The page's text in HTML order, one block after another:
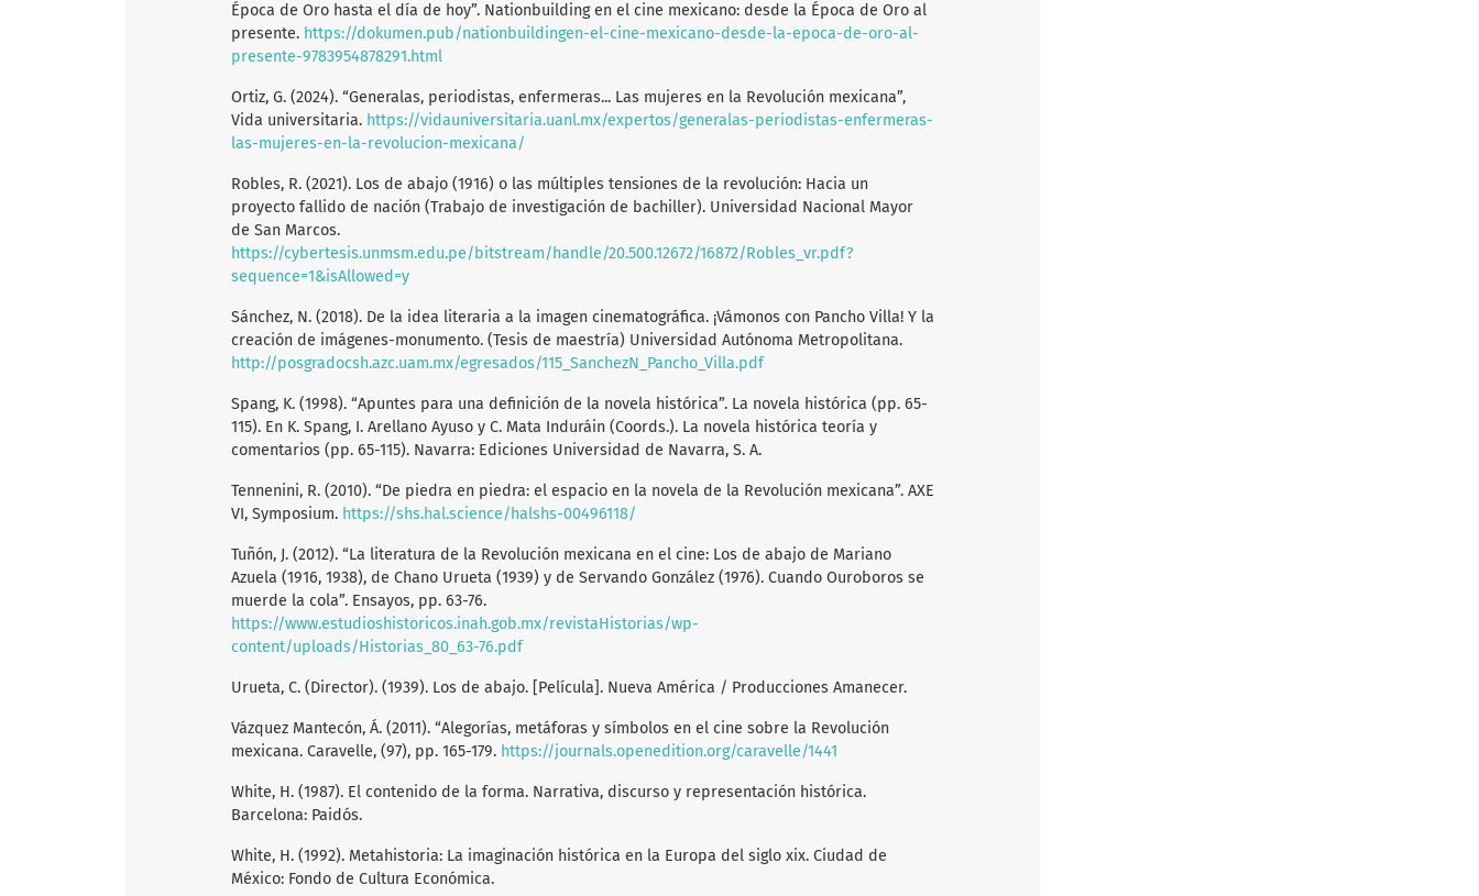
Época de Oro hasta el día de hoy”. Nationbuilding en el cine mexicano: desde la Época de Oro al
presente. https://dokumen.pub/nationbuildingen-el-cine-mexicano-desde-la-epoca-de-oro-al-
presente-9783954878291.html
Ortiz, G. (2024). “Generalas, periodistas, enfermeras... Las mujeres en la Revolución mexicana”,
Vida universitaria. https://vidauniversitaria.uanl.mx/expertos/generalas-periodistas-enfermeras-
las-mujeres-en-la-revolucion-mexicana/
Robles, R. (2021). Los de abajo (1916) o las múltiples tensiones de la revolución: Hacia un
proyecto fallido de nación (Trabajo de investigación de bachiller). Universidad Nacional Mayor
de San Marcos.
https://cybertesis.unmsm.edu.pe/bitstream/handle/20.500.12672/16872/Robles_vr.pdf?
sequence=1&isAllowed=y
Sánchez, N. (2018). De la idea literaria a la imagen cinematográfica. ¡Vámonos con Pancho Villa! Y la
creación de imágenes-monumento. (Tesis de maestría) Universidad Autónoma Metropolitana.
http://posgradocsh.azc.uam.mx/egresados/115_SanchezN_Pancho_Villa.pdf
Spang, K. (1998). “Apuntes para una definición de la novela histórica”. La novela histórica (pp. 65-
115). En K. Spang, I. Arellano Ayuso y C. Mata Induráin (Coords.). La novela histórica teoría y
comentarios (pp. 65-115). Navarra: Ediciones Universidad de Navarra, S. A.
Tennenini, R. (2010). “De piedra en piedra: el espacio en la novela de la Revolución mexicana”. AXE
VI, Symposium. https://shs.hal.science/halshs-00496118/
Tuñón, J. (2012). “La literatura de la Revolución mexicana en el cine: Los de abajo de Mariano
Azuela (1916, 1938), de Chano Urueta (1939) y de Servando González (1976). Cuando Ouroboros se
muerde la cola”. Ensayos, pp. 63-76.
https://www.estudioshistoricos.inah.gob.mx/revistaHistorias/wp-
content/uploads/Historias_80_63-76.pdf
Urueta, C. (Director). (1939). Los de abajo. [Película]. Nueva América / Producciones Amanecer.
Vázquez Mantecón, Á. (2011). “Alegorías, metáforas y símbolos en el cine sobre la Revolución
mexicana. Caravelle, (97), pp. 165-179. https://journals.openedition.org/caravelle/1441
White, H. (1987). El contenido de la forma. Narrativa, discurso y representación histórica.
Barcelona: Paidós.
White, H. (1992). Metahistoria: La imaginación histórica en la Europa del siglo xix. Ciudad de
México: Fondo de Cultura Económica.